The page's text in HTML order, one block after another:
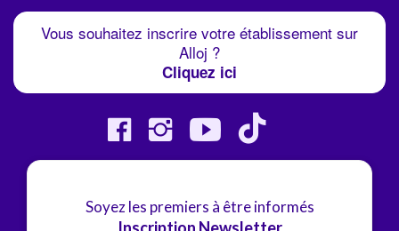
Vous souhaitez inscrire votre établissement sur
Alloj ?
Cliquez ici
Soyez les premiers à être informés